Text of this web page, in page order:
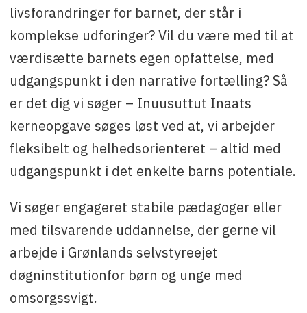
livsforandringer for barnet, der står i
komplekse udforinger? Vil du være med til at
værdisætte barnets egen opfattelse, med
udgangspunkt i den narrative fortælling? Så
er det dig vi søger – Inuusuttut Inaats
kerneopgave søges løst ved at, vi arbejder
fleksibelt og helhedsorienteret – altid med
udgangspunkt i det enkelte barns potentiale.
Vi søger engageret stabile pædagoger eller
med tilsvarende uddannelse, der gerne vil
arbejde i Grønlands selvstyreejet
døgninstitutionfor børn og unge med
omsorgssvigt.